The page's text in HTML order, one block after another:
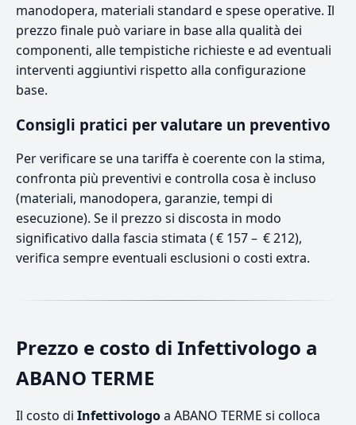
manodopera, materiali standard e spese operative. Il
prezzo finale può variare in base alla qualità dei
componenti, alle tempistiche richieste e ad eventuali
interventi aggiuntivi rispetto alla configurazione
base.
Consigli pratici per valutare un preventivo
Per verificare se una tariffa è coerente con la stima,
confronta più preventivi e controlla cosa è incluso
(materiali, manodopera, garanzie, tempi di
esecuzione). Se il prezzo si discosta in modo
significativo dalla fascia stimata ( € 157 – € 212),
verifica sempre eventuali esclusioni o costi extra.
Prezzo e costo di Infettivologo a
ABANO TERME
Il costo di Infettivologoa ABANO TERME si colloca